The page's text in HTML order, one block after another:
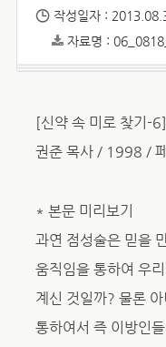
작성일자 :
자료명 :
[신약 속 미로 찾기-
권준 목사 / 1998 /
* 본문 미리보기
과연 점성술은 믿을
움직임을 통하여 우
계신 것일까? 물론
통하여서 즉 이방인